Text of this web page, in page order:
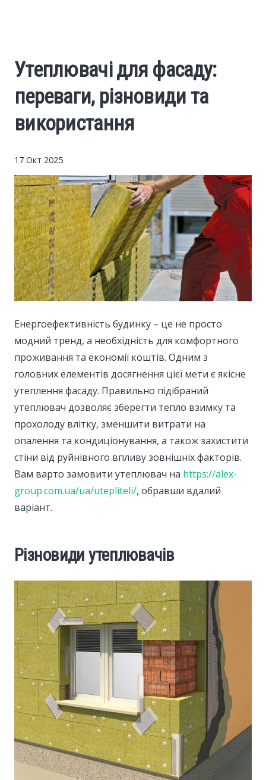
Finance
Investments
Politics
Sport
Style
Утеплювачі для фасаду:
переваги, різновиди та
використання
17 Окт 2025
Енергоефективність будинку – це не просто
модний тренд, а необхідність для комфортного
проживання та економії коштів. Одним з
головних елементів досягнення цієї мети є якісне
утеплення фасаду. Правильно підібраний
утеплювач дозволяє зберегти тепло взимку та
прохолоду влітку, зменшити витрати на
опалення та кондиціонування, а також захистити
стіни від руйнівного впливу зовнішніх факторів.
Вам варто замовити утеплювач на https://alex-
group.com.ua/ua/utepliteli/, обравши вдалий
варіант.
Різновиди утеплювачів